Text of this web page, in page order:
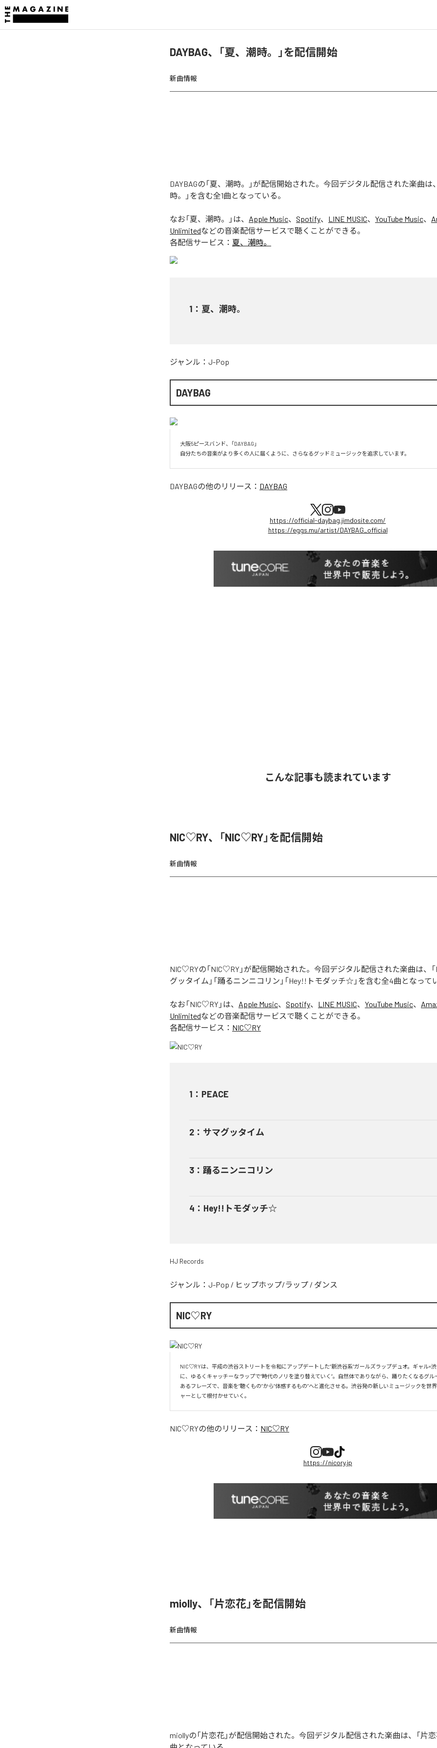
DAYBAG、「夏、潮時。」を配信開始
新曲情報
DAYBAGの「夏、潮時。」が配信開始された。今回デジタル配信された楽曲は
時。」を含む全1曲となっている。
なお「夏、潮時。 」は、 Apple Music、 Spotify、 LINE MUSIC、 YouTube Music、
Unlimitedなどの音楽配信サービスで聴くことができる。
各配信サービス： 夏、潮時。
1 ： 夏、潮時。
ジャンル： J-Pop
DAYBAG
大阪5ピースバンド、「DAYBAG」
自分たちの音楽がより多くの人に届くように、さらなるグッドミュージックを追求しています。
DAYBAGの他のリリース： DAYBAG
https://official-daybag.jimdosite.com/
https://eggs.mu/artist/DAYBAG_official
こんな記事も読まれています
NIC♡RY、「NIC♡RY」を配信開始
新曲情報
NIC♡RYの「NIC♡RY」が配信開始された。今回デジタル配信された楽曲は、「
グッタイム」「踊るニンニコリン」「Hey!!トモダッチ☆」を含む全4曲となって
なお「NIC♡RY 」は、 Apple Music、 Spotify、 LINE MUSIC、 YouTube Music、
Unlimitedなどの音楽配信サービスで聴くことができる。
各配信サービス： NIC♡RY
1 ： PEACE
2 ： サマグッタイム
3 ： 踊るニンニコリン
4 ： Hey!!トモダッチ☆
HJ Records
ジャンル： J-Pop / ヒップホップ/ラップ / ダンス
NIC♡RY
NIC♡RYは、平成の渋谷ストリートを令和にアップデートした“新渋谷系”ガールズラップデュオ。ギャル×
に、ゆるくキャッチーなラップで“時代のノリを塗り替えていく”。自然体でありながら、踊りたくなるグル
あるフレーズで、音楽を“聴くもの”から“体感するもの”へと進化させる。渋谷発の新しいミュージックを世
ャーとして根付かせていく。
NIC♡RYの他のリリース： NIC♡RY
https://nicory.jp
miolly、「片恋花」を配信開始
新曲情報
miollyの「片恋花」が配信開始された。今回デジタル配信された楽曲は、「片恋